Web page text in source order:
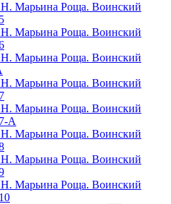
Марьина Роща. Воинский
Марьина Роща. Воинский
Марьина Роща. Воинский
Марьина Роща. Воинский
Марьина Роща. Воинский
А
Марьина Роща. Воинский
Марьина Роща. Воинский
Марьина Роща. Воинский